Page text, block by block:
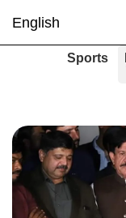
English
Sports